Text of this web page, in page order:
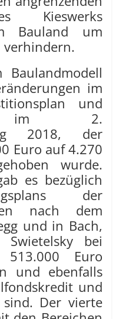
Kieswerks
Bauland um
verhindern.
Baulandmodell
im
und
im 2.
2018, der
Euro auf 4.270
wurde.
es bezüglich
der
nach dem
und in Bach,
bei
513.000 Euro
und ebenfalls
und
Der vierte